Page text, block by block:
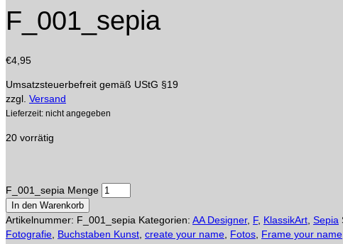
F_001_sepia
€4,95
Umsatzsteuerbefreit gemäß UStG §19
zzgl. Versand
Lieferzeit: nicht angegeben
20 vorrätig
F_001_sepia Menge
In den Warenkorb
Artikelnummer: F_001_sepia Kategorien: AA Designer, F, KlassikArt Sepia
Fotografie Buchstaben Kunst create your name Fotos Frame your name